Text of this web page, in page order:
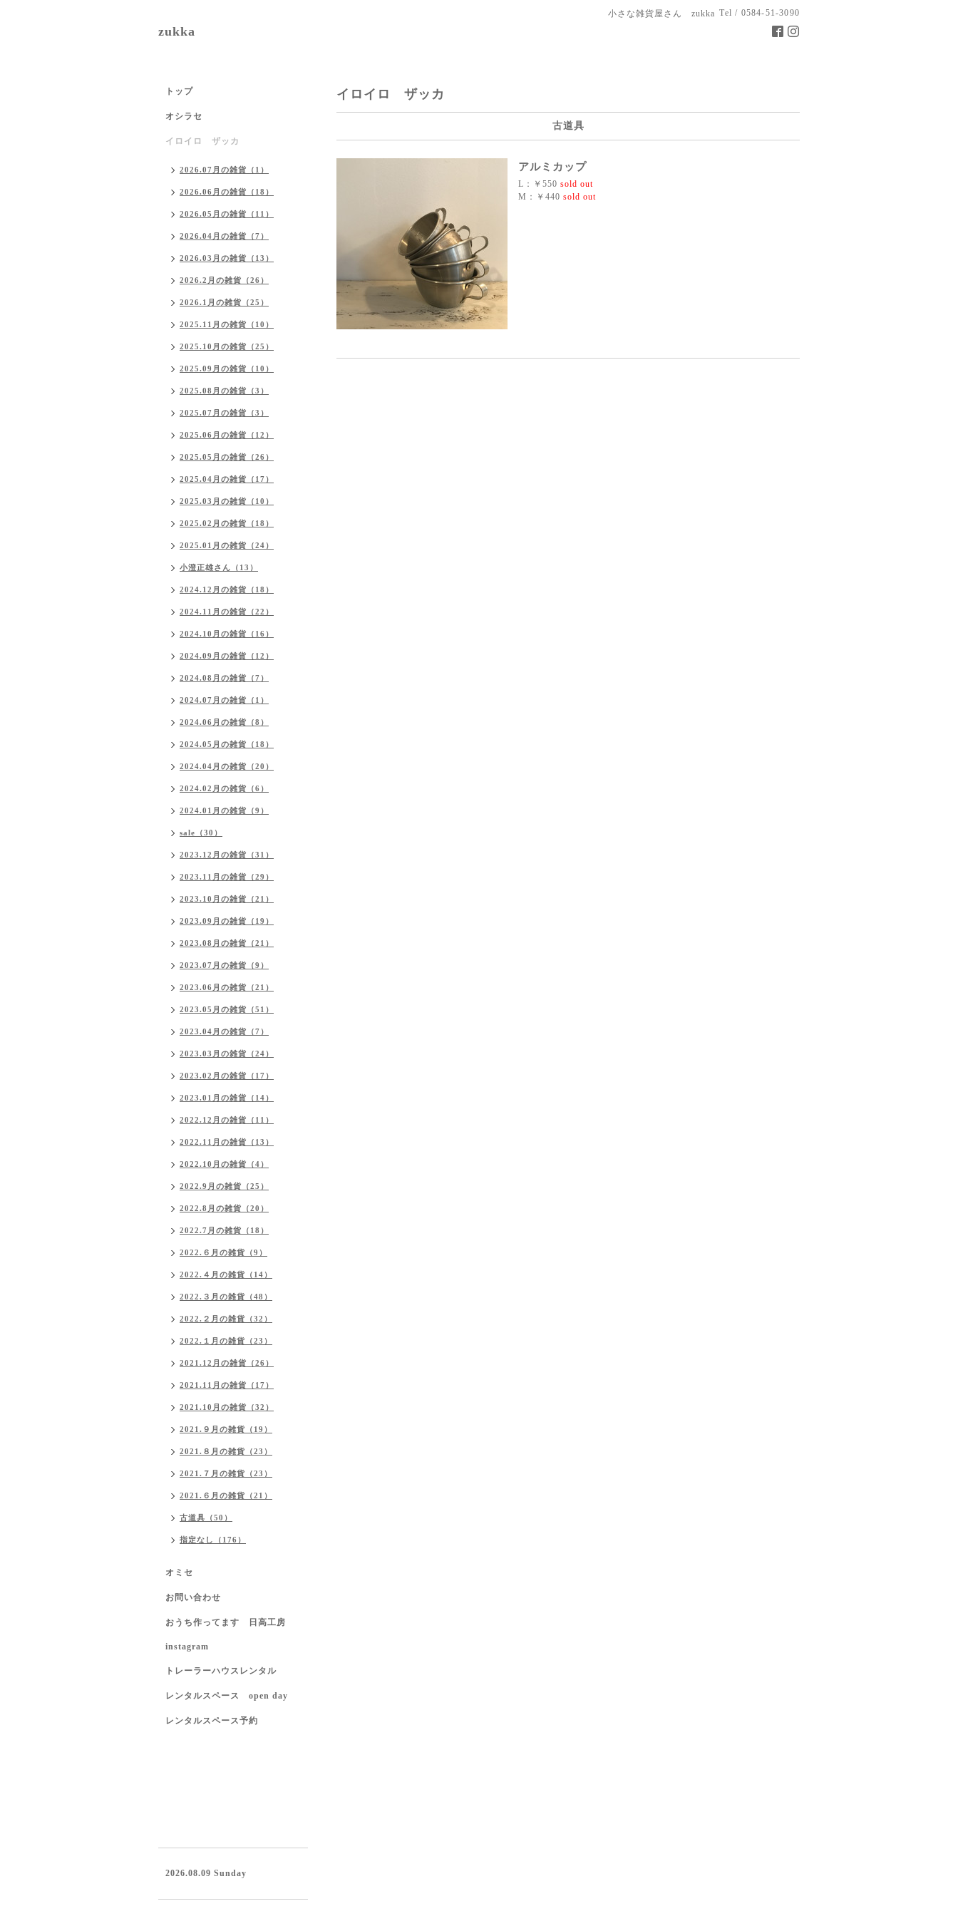
小さな雑貨屋さん zukka Tel / 0584-51-3090
zukka
イロイロ ザッカ
古道具
アルミカップ
L：￥550 sold out
M：￥440 sold out
トップ
オシラセ
イロイロ ザッカ
2026.07月の雑貨（1）
2026.06月の雑貨（18）
2026.05月の雑貨（11）
2026.04月の雑貨（7）
2026.03月の雑貨（13）
2026.2月の雑貨（26）
2026.1月の雑貨（25）
2025.11月の雑貨（10）
2025.10月の雑貨（25）
2025.09月の雑貨（10）
2025.08月の雑貨（3）
2025.07月の雑貨（3）
2025.06月の雑貨（12）
2025.05月の雑貨（26）
2025.04月の雑貨（17）
2025.03月の雑貨（10）
2025.02月の雑貨（18）
2025.01月の雑貨（24）
小澄正雄さん（13）
2024.12月の雑貨（18）
2024.11月の雑貨（22）
2024.10月の雑貨（16）
2024.09月の雑貨（12）
2024.08月の雑貨（7）
2024.07月の雑貨（1）
2024.06月の雑貨（8）
2024.05月の雑貨（18）
2024.04月の雑貨（20）
2024.02月の雑貨（6）
2024.01月の雑貨（9）
sale（30）
2023.12月の雑貨（31）
2023.11月の雑貨（29）
2023.10月の雑貨（21）
2023.09月の雑貨（19）
2023.08月の雑貨（21）
2023.07月の雑貨（9）
2023.06月の雑貨（21）
2023.05月の雑貨（51）
2023.04月の雑貨（7）
2023.03月の雑貨（24）
2023.02月の雑貨（17）
2023.01月の雑貨（14）
2022.12月の雑貨（11）
2022.11月の雑貨（13）
2022.10月の雑貨（4）
2022.9月の雑貨（25）
2022.8月の雑貨（20）
2022.7月の雑貨（18）
2022.６月の雑貨（9）
2022.４月の雑貨（14）
2022.３月の雑貨（48）
2022.２月の雑貨（32）
2022.１月の雑貨（23）
2021.12月の雑貨（26）
2021.11月の雑貨（17）
2021.10月の雑貨（32）
2021.９月の雑貨（19）
2021.８月の雑貨（23）
2021.７月の雑貨（23）
2021.６月の雑貨（21）
古道具（50）
指定なし（176）
オミセ
お問い合わせ
おうち作ってます 日高工房
instagram
トレーラーハウスレンタル
レンタルスペース open day
レンタルスペース予約
2026.08.09 Sunday